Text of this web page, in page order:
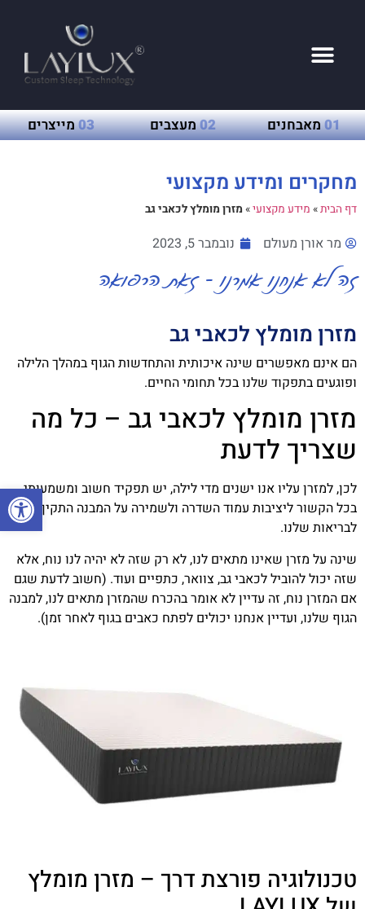
פתח
01מאבחנים 02מעצבים 03מייצרים
מחקרים ומידע מקצועי
דף הבית» מידע מקצועי» מזרן מומלץ לכאבי גב
מר אורן מעולם נובמבר 5, 2023
זה לא אנחנו אמרנו - זאת הרפואה
מזרן מומלץ לכאבי גב
הם אינם מאפשרים שינה איכותית והתחדשות הגוף במהלך הלילה
ופוגעים בתפקוד שלנו בכל תחומי החיים.
מזרן מומלץ לכאבי גב – כל מה
שצריך לדעת
לכן, למזרן עליו אנו ישנים מדי לילה, יש תפקיד חשוב ומשמעותי
בכל הקשור ליציבות עמוד השדרה ולשמירה על המבנה התקין שלו,
לבריאות שלנו.
שינה על מזרן שאינו מתאים לנו, לא רק שזה לא יהיה לנו נוח, אלא
שזה יכול להוביל לכאבי גב, צוואר, כתפיים ועוד. (חשוב לדעת שגם
אם המזרן נוח, זה עדיין לא אומר בהכרח שהמזרן מתאים לנו, למבנה
הגוף שלנו, ועדיין אנחנו יכולים לפתח כאבים בגוף לאחר זמן).
טכנולוגיה פורצת דרך – מזרן מומלץ